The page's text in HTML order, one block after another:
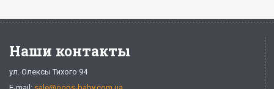
Наши контакты
ул. Олексы Тихого 94